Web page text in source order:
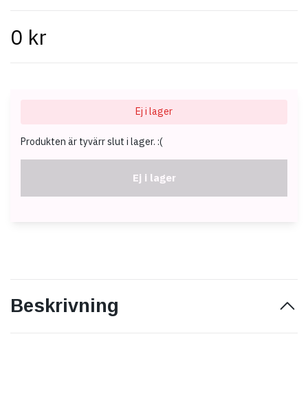
0 kr
Ej i lager
Produkten är tyvärr slut i lager. :(
Ej i lager
Beskrivning